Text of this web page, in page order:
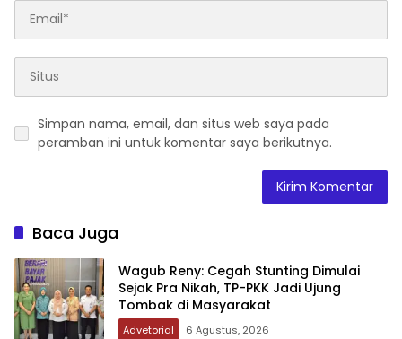
Simpan nama, email, dan situs web saya pada
peramban ini untuk komentar saya berikutnya.
Baca Juga
Wagub Reny: Cegah Stunting Dimulai
Sejak Pra Nikah, TP-PKK Jadi Ujung
Tombak di Masyarakat
Advetorial 6 Agustus, 2026